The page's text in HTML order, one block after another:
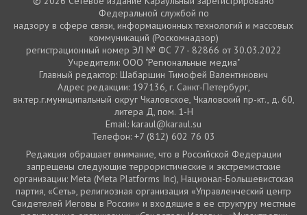
Федеральной службой по
надзору в сфере связи, информационных технологий и массовых
коммуникаций (Роскомнадзор)
регистрационный номер ЭЛ № ФС 77 - 82866 от 30.03.2022
Учредители: ООО "Региональные медиа"
Главный редактор: Шабаршин Тимофей Валентинович
Адрес редакции: 197136, г. Санкт-Петербург,
вн.тер.г.муниципальный округ Чкаловское, Чкаловский пр-кт., д. 60,
литера Д, пом. 1-Н
Email: karaul@karaul.su
Телефон: +7 (812) 602 76 03
Редакция обращает внимание, что в Российской Федерации
запрещены следующие террористические и экстремистские
организации: Meta (Meta Platforms Inc), Национал-Большевистская
партия, «Сеть», религиозная организация «Управленческий центр
Свидетелей Иеговы в России» и входящие в ее структуру местные